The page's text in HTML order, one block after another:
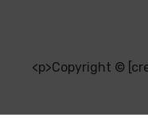
<p>Copyright ©